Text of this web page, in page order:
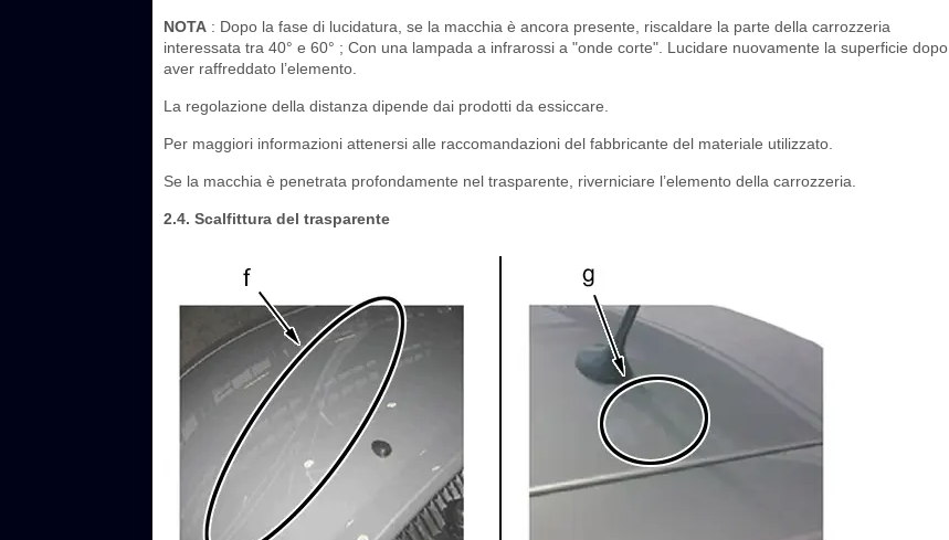
NOTA : Dopo la fase di lucidatura, se la macchia è ancora presente, riscaldare la parte della carrozzeria
interessata tra 40° e 60° ; Con una lampada a infrarossi a "onde corte". Lucidare nuovamente la superficie dopo
aver raffreddato l’elemento.
La regolazione della distanza dipende dai prodotti da essiccare.
Per maggiori informazioni attenersi alle raccomandazioni del fabbricante del materiale utilizzato.
Se la macchia è penetrata profondamente nel trasparente, riverniciare l’elemento della carrozzeria.
2.4. Scalfittura del trasparente